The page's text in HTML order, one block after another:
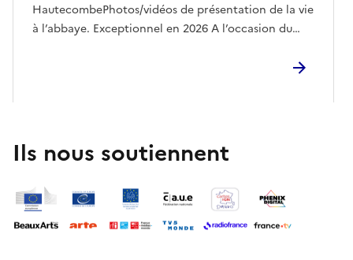
HautecombePhotos/vidéos de présentation de la vie
à l’abbaye. Exceptionnel en 2026 A l’occasion du
Ils nous soutiennent